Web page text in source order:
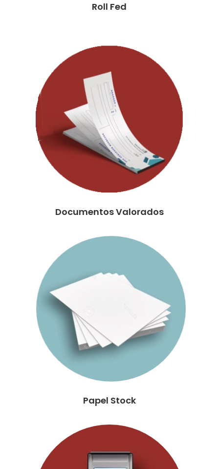
Roll Fed
Documentos Valorados
Papel Stock